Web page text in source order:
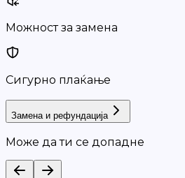
Можност за замена
Сигурно плаќање
Замена и рефундација
Може да ти се допадне